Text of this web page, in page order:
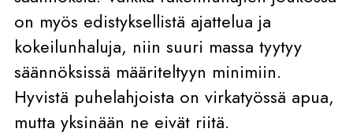
on myös edistyksellistä ajattelua ja
kokeilunhaluja, niin suuri massa tyytyy
säännöksissä määriteltyyn minimiin.
Hyvistä puhelahjoista on virkatyössä apua,
mutta yksinään ne eivät riitä.